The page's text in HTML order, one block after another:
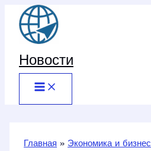
Перейти
содержимому
Новости
Главная
Экономика и бизнес